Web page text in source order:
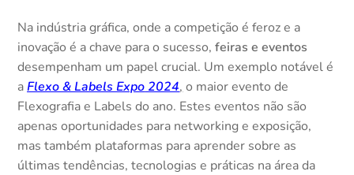
Na indústria gráfica, onde a competição é feroz e a
inovação é a chave para o sucesso,feiras e eventos
desempenham um papel crucial. Um exemplo notável é
aFlexo & Labels Expo 2024, o maior evento de
Flexografia e Labels do ano. Estes eventos não são
apenas oportunidades para networking e exposição,
mas também plataformas para aprender sobre as
últimas tendências, tecnologias e práticas na área da